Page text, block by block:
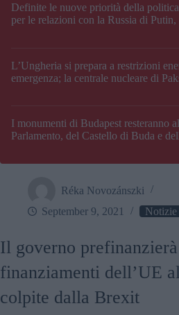
Definite le nuove priorità della politica
per le relazioni con la Russia di
L’Ungheria si prepara a restrizioni
emergenza; la centrale nucleare di
I monumenti di Budapest resteranno
Parlamento, del Castello di Buda e
Réka Novozánszki
September 9, 2021
Notizie
Il governo
finanziamenti dell’UE
colpite dalla Brexit